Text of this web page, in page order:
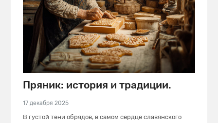
Пряник: история и традиции.
17 декабря 2025
В густой тени обрядов, в самом сердце славянского